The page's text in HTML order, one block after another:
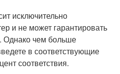
исключительно
и не может гарантировать
Однако чем больше
в соответствующие
соответствия.